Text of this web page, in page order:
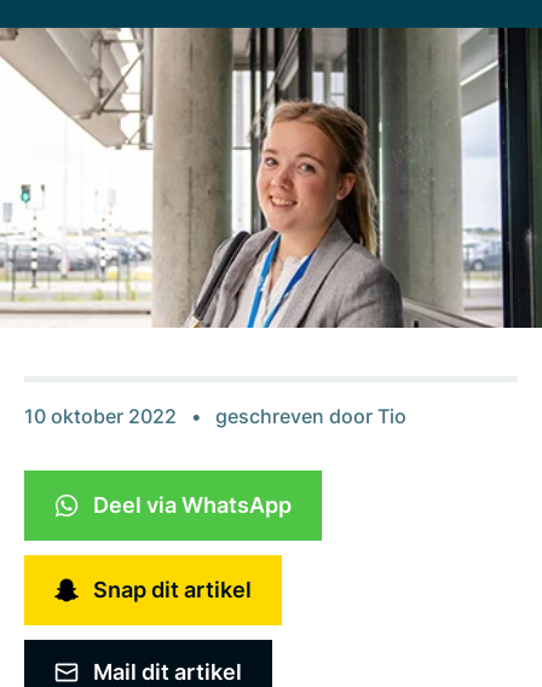
10 oktober 2022 geschreven door Tio
Deel via WhatsApp
Snap dit artikel
Mail dit artikel